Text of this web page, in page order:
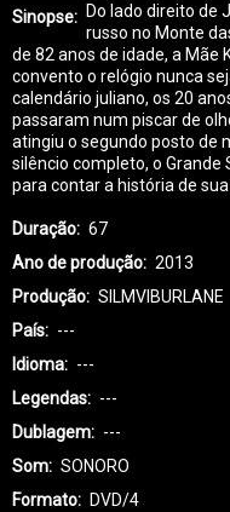
Sinopse
Do lado direito de
russo no Monte
de 82 anos de idade, a Mãe
convento o relógio nunca
calendário juliano, os 20
passaram num piscar de
atingiu o segundo posto de
silêncio completo, o Grande
para contar a história de
Duração
67
Ano de produção
2013
Produção
SILMVIBURLANE
País
---
Idioma
---
Legendas
---
Dublagem
---
Som
SONORO
Formato
DVD/4